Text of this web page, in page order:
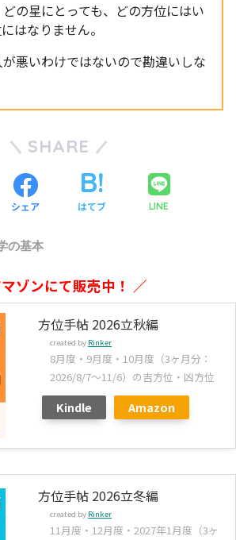
の星にとっても、どの方位にはい
はなりません。
悪いわけではないので勘違いしな
SHARE
シェア はてブ LINE
の基本
ゾンにて販売中！ ／
方位手帖 2026立秋編
created by Rinker
8月度・9月度・10月度（3ヶ月分：
2026/8/7～11/6）の吉方位・凶方位
Kindle Amazon
方位手帖 2026立冬編
created by Rinker
11月度・12月度・2027年1月度（3ヶ